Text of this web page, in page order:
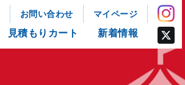
お問い合わせ マイページ
見積もりカート 新着情報